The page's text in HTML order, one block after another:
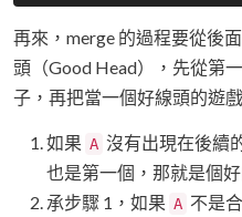
再來，merge 的過程要從後
頭（Good Head），先從第
子，再把當一個好線頭的遊
如果 A 沒有出現在後續
也是第一個，那就是個
承步驟 1，如果 A 不是